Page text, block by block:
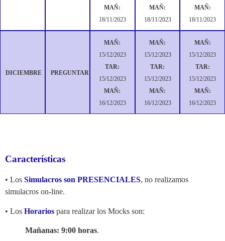
MAÑ:
18/11/2023
MAÑ:
18/11/2023
MAÑ:
18/11/2023
DICIEMBRE PREGUNTAR
MAÑ:
15/12/2023
TAR:
15/12/2023
MAÑ:
16/12/2023
MAÑ:
15/12/2023
TAR:
15/12/2023
MAÑ:
16/12/2023
MAÑ:
15/12/2023
TAR:
15/12/2023
MAÑ:
16/12/2023
Características
• Los Simulacros son PRESENCIALES, no realizamos
simulacros on-line.
• Los Horarios para realizar los Mocks son:
Mañanas: 9:00 horas.